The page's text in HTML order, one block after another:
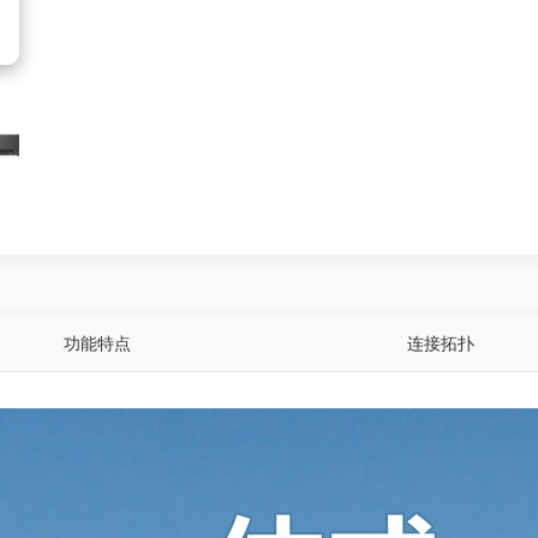
功能特点 连接拓扑